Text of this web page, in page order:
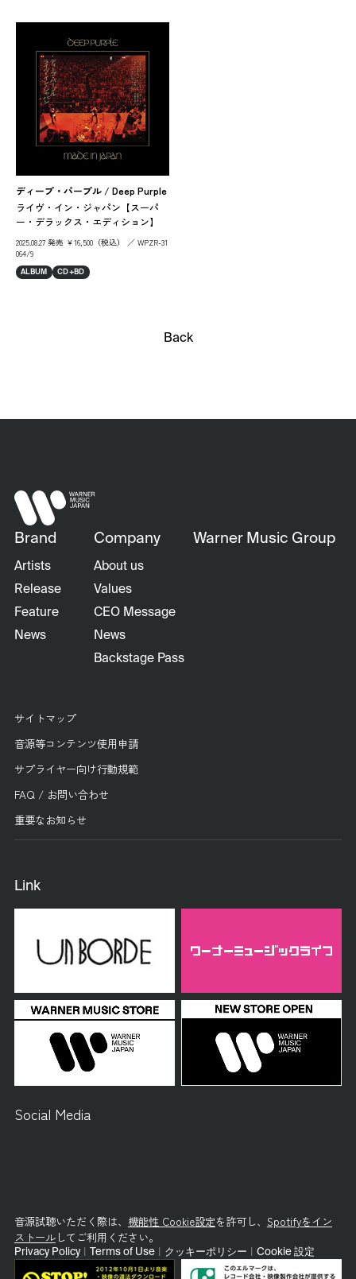
ディープ・パープル / Deep Purple
ライヴ・イン・ジャパン【スーパ
ー・デラックス・エディション】
2025.08.27 発売 ￥16,500（税込） ／ WPZR-31
064/9
ALBUM CD+BD
Back
Brand
Artists
Release
Feature
News
Company
About us
Values
CEO Message
News
Backstage Pass
Warner Music Group
サイトマップ
音源等コンテンツ使用申請
サプライヤー向け行動規範
FAQ / お問い合わせ
重要なお知らせ
Link
Social Media
音源試聴いただく際は、 機能性 Cookie設定を許可し、 Spotifyをイン
ストールしてご利用ください。
Privacy Policy Terms of Use クッキーポリシー Cookie 設定